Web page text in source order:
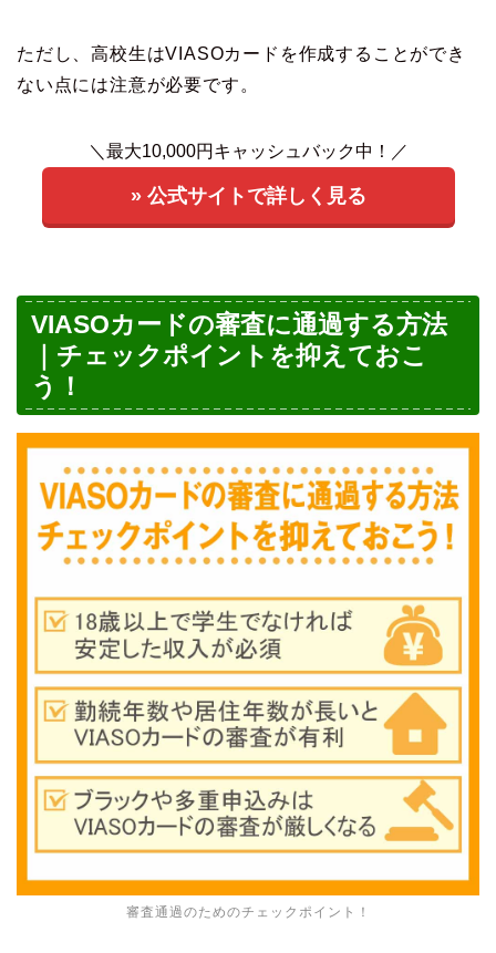
ただし、高校生はVIASOカードを作成することができ
ない点には注意が必要です。
＼最大10,000円キャッシュバック中！／
» 公式サイトで詳しく見る
VIASOカードの審査に通過する方法
｜チェックポイントを抑えておこ
う！
審査通過のためのチェックポイント！